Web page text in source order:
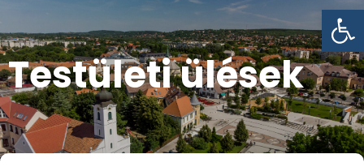
Testületi ülések​